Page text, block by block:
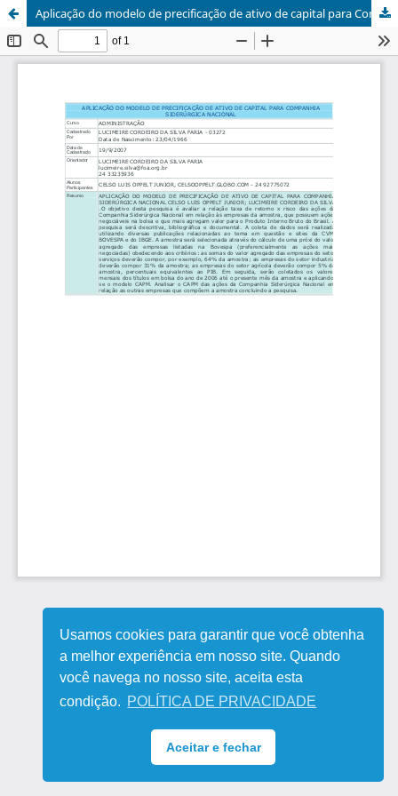
Usamos cookies para garantir que você obtenha
a melhor experiência em nosso site. Quando
você navega no nosso site, aceita esta
condição. POLÍTICA DE PRIVACIDADE
Aceitar e fechar
Aplicação do modelo de precificação de ativo de capital para Companhia Siderúrgica Nacional